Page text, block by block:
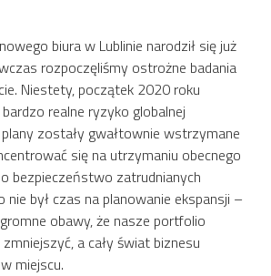
biura w Lublinie narodził się już
rozpoczęliśmy ostrożne badania
Niestety, początek 2020 roku
realne ryzyko globalnej
zostały gwałtownie wstrzymane
się na utrzymaniu obecnego
bezpieczeństwo zatrudnianych
nie był czas na planowanie ekspansji –
obawy, że nasze portfolio
a cały świat biznesu
miejscu.